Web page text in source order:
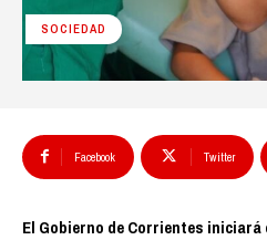
SOCIEDAD
Facebook Twitter
El Gobierno de Corrientes